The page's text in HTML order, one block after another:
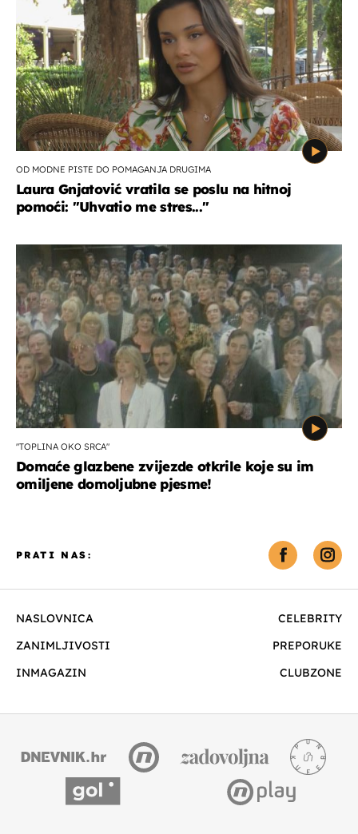
OD MODNE PISTE DO POMAGANJA DRUGIMA
Laura Gnjatović vratila se poslu na hitnoj
pomoći: "Uhvatio me stres..."
"TOPLINA OKO SRCA"
Domaće glazbene zvijezde otkrile koje su im
omiljene domoljubne pjesme!
NASLOVNICA
CELEBRITY
ZANIMLJIVOSTI
PREPORUKE
INMAGAZIN
CLUBZONE
PRATI NAS: